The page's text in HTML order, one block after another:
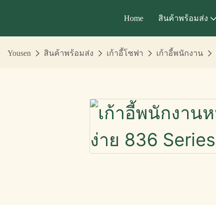
Home สินค้าพร้อมส่ง
Yousen สินค้าพร้อมส่ง เก้าอี้โซฟา เก้าอี้พนักงาน